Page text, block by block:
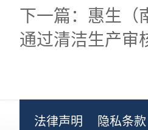
下一篇：惠生（
通过清洁生产审
法律声明 隐私条款